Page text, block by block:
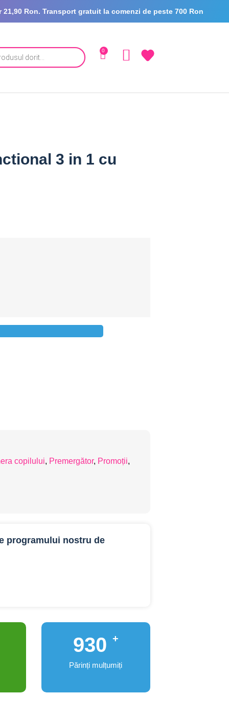
Ron. Transport gratuit la comenzi de peste 700 Ron
0
3 in 1 cu
copilului, Premergător, Promoții,
programului nostru de
1,000
Părinți mulțumiți